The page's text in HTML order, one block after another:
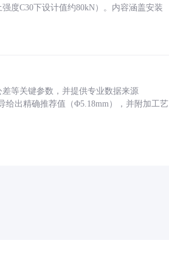
度C30下设计值约80kN）。内容涵盖安装
等关键参数，并提供专业数据来源
给出精确推荐值（Φ5.18mm），并附加工艺